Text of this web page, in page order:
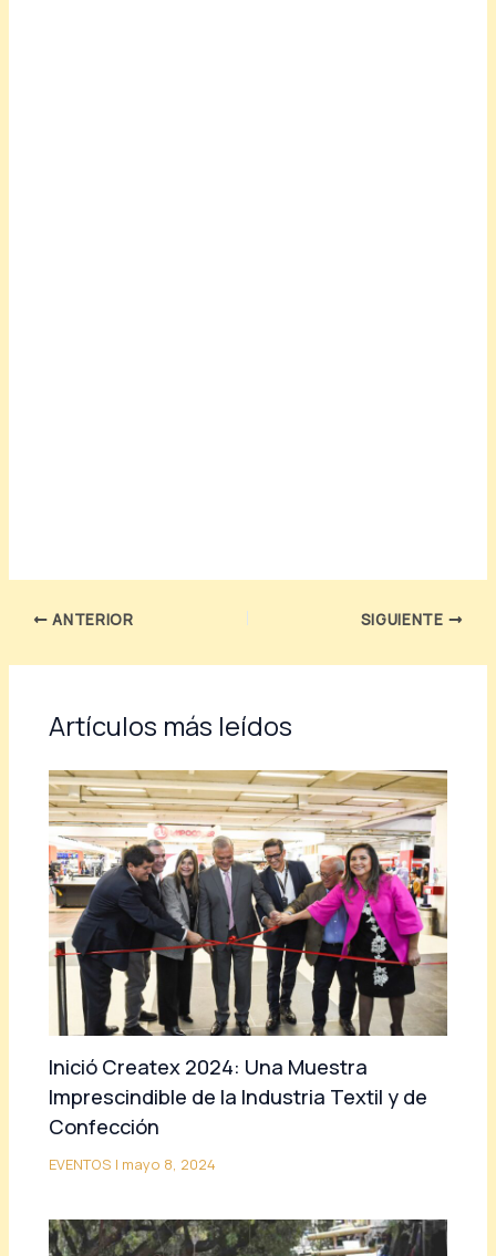
ANTERIOR SIGUIENTE
Artículos más leídos
Inició Createx 2024: Una Muestra
Imprescindible de la Industria Textil y de
Confección
EVENTOS | mayo 8, 2024